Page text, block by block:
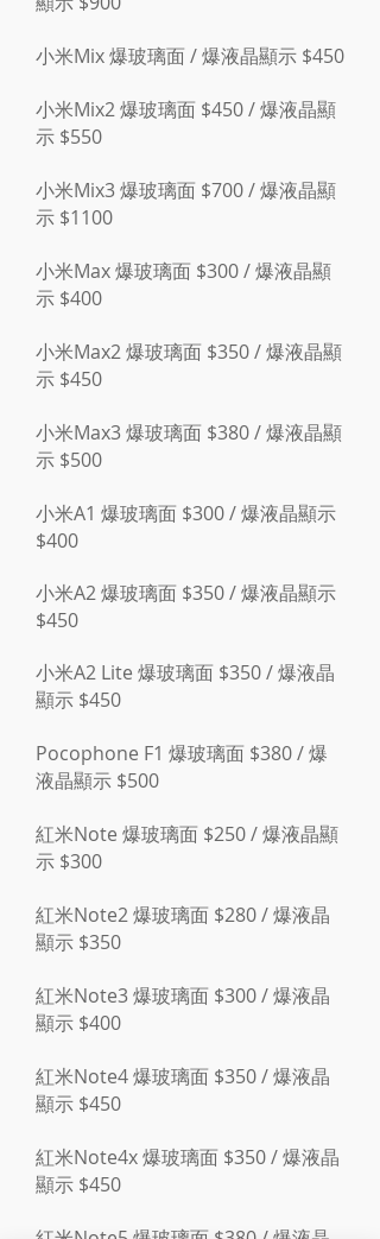
小米Mix 爆玻璃面 / 爆液晶顯示 $450
小米Mix2 爆玻璃面 $450 / 爆液晶顯
示 $550
小米Mix3 爆玻璃面 $700 / 爆液晶顯
示 $1100
小米Max 爆玻璃面 $300 / 爆液晶顯
示 $400
小米Max2 爆玻璃面 $350 / 爆液晶顯
示 $450
小米Max3 爆玻璃面 $380 / 爆液晶顯
示 $500
小米A1 爆玻璃面 $300 / 爆液晶顯示
$400
小米A2 爆玻璃面 $350 / 爆液晶顯示
$450
小米A2 Lite 爆玻璃面 $350 / 爆液晶
顯示 $450
Pocophone F1 爆玻璃面 $380 / 爆
液晶顯示 $500
紅米Note 爆玻璃面 $250 / 爆液晶顯
示 $300
紅米Note2 爆玻璃面 $280 / 爆液晶
顯示 $350
紅米Note3 爆玻璃面 $300 / 爆液晶
顯示 $400
紅米Note4 爆玻璃面 $350 / 爆液晶
顯示 $450
紅米Note4x 爆玻璃面 $350 / 爆液晶
顯示 $450